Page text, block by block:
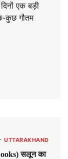
एक बड़ी
कुछ गौतम
UTTARAKHAND
सलून का